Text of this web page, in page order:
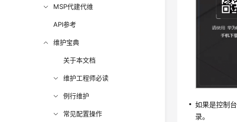
MSP代建代维
API参考
维护宝典
关于本文档
维护工程师必读
例行维护
常见配置操作
如果是控制台
录。